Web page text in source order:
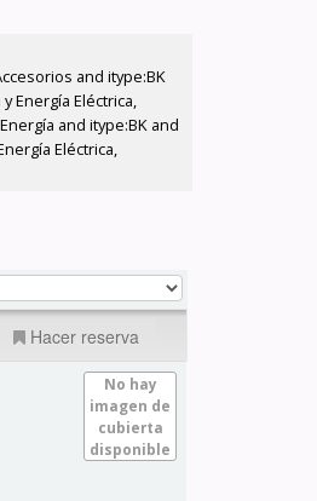
and itype:BK
Energía Eléctrica,
and itype:BK and
Eléctrica,
Hacer reserva
No hay
imagen de
cubierta
disponible